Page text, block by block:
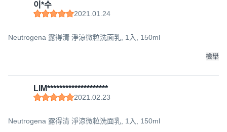
이*수
2021.01.24
Neutrogena 露得清 淨涼微粒洗面乳, 1入, 150ml
檢舉
LIM********************
2021.02.23
Neutrogena 露得清 淨涼微粒洗面乳, 1入, 150ml